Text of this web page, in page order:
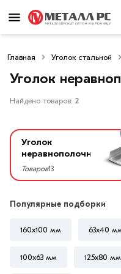
Главная Уголок стальной
Уголок
Найдено товаров: 2
Уголок
неравнополочный
Товаров13
Популярные подборки
160х100 мм 63х40
100х63 мм 125х80 мм
Фильтры
×
Со
скидкой
Цена
руб.
—
Ширина
40